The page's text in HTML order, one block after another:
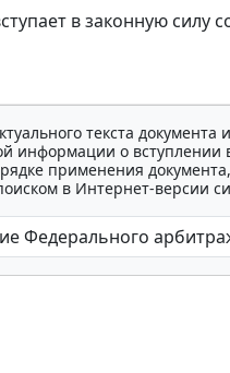
в законную силу
текста документа и
информации о вступлении
применения документа,
в Интернет-версии